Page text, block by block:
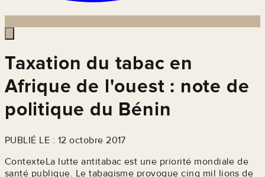
Taxation du tabac en
Afrique de l'ouest : note de
politique du Bénin
PUBLIÉ LE : 12 octobre 2017
ContexteLa lutte antitabac est une priorité mondiale de
santé publique. Le tabagisme provoque cinq mil lions de